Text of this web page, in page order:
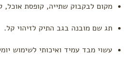
כינים
בעור
מקום לבקבוק שתייה, קופסת אוכל,
תג שם מובנה בגב התיק לזיהוי קל.
עשוי מבד עמיד ואיכותי לשימוש